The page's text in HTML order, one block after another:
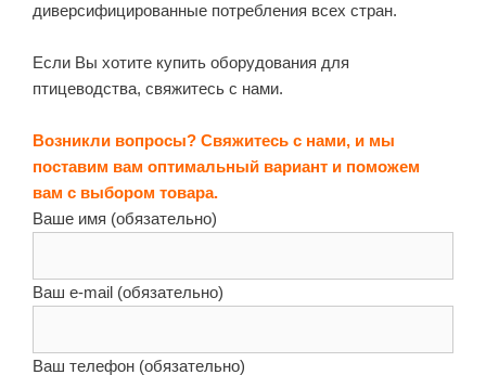
диверсифицированные потребления всех стран.
Если Вы хотите купить оборудования для
птицеводства, свяжитесь с нами.
Возникли вопросы? Свяжитесь с нами, и мы
поставим вам оптимальный вариант и поможем
вам с выбором товара.
Ваше имя (обязательно)
Ваш e-mail (обязательно)
Ваш телефон (обязательно)